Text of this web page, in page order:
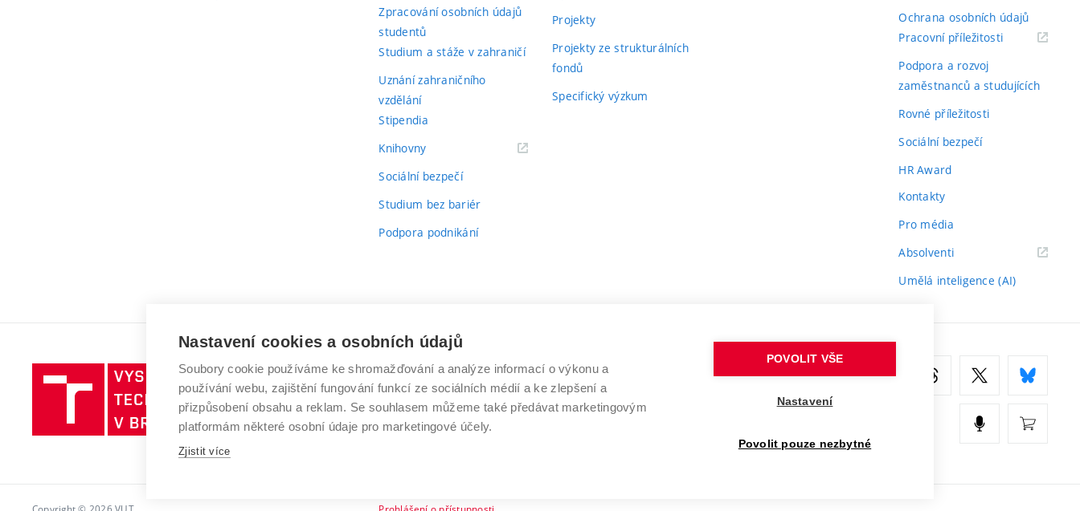
Zpracování osobních údajů
studentů
Studium a stáže v zahraničí
Uznání zahraničního
vzdělání
Stipendia
Knihovny(externí
Sociální bezpečí
Studium bez bariér
Podpora podnikání
Projekty
Projekty ze strukturálních
fondů
Specifický výzkum
Ochrana osobních údajů
Pracovní příležitosti(externí
Podpora a rozvoj
zaměstnanců a studujících
Rovné příležitosti
Sociální bezpečí
HR Award
Kontakty
Pro média
Absolventi(externí
Umělá inteligence (AI)
Vysoké
učení
technické
v
VYSOKÉ UČENÍ TECHNICKÉ V BRNĚ
Antonínská 548/1
602 00 Brno
www.vut.cz
Copyright © 2026 VUT Prohlášení o přístupnosti
Nastavení cookies a osobních údajů
Soubory cookie používáme ke shromažďování a analýze informací o výkonu a
používání webu, zajištění fungování funkcí ze sociálních médií a ke zlepšení a
přizpůsobení obsahu a reklam. Se souhlasem můžeme také předávat marketingovým
platformám některé osobní údaje pro marketingové účely.
Zjistit více
POVOLIT VŠE
Nastavení
Povolit pouze nezbytné